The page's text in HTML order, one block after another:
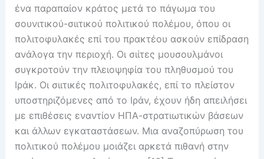
ένα παραπαίον κράτος μετά το πάγωμα του
σουνιτικού-σιιτικού πολιτικού πολέμου, όπου οι
πολιτοφυλακές επί του πρακτέου ασκούν επίδραση
ανάλογα την περιοχή. Οι σιίτες μουσουλμάνοι
συγκροτούν την πλειοψηφία του πληθυσμού του
Ιράκ. Οι σιιτικές πολιτοφυλακές, επί το πλείστον
υποστηριζόμενες από το Ιράν, έχουν ήδη απειλήσει
με επιθέσεις εναντίον ΗΠΑ-στρατιωτικών βάσεων
και άλλων εγκαταστάσεων. Μια αναζοπύρωση του
πολιτικού πολέμου μοιάζει αρκετά πιθανή στην